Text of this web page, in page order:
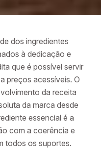
dos ingredientes
à dedicação e
que é possível servir
preços acessíveis. O
da receita
da marca desde
essencial é a
com a coerência e
todos os suportes.